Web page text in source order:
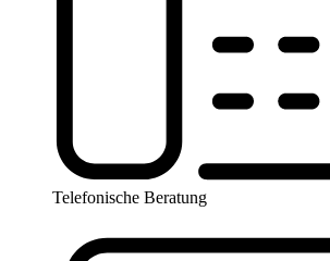
Telefonische Beratung